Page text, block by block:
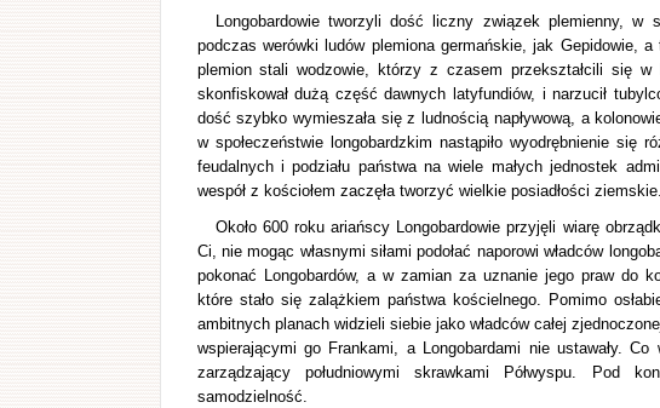
Longobardowie tworzyli dość liczny związek plemienny, w
podczas werówki ludów plemiona germańskie, jak Gepidowie,
plemion stali wodzowie, którzy z czasem przekształcili się w
skonfiskował dużą część dawnych latyfundiów, i narzucił
dość szybko wymieszała się z ludnością napływową, a
w społeczeństwie longobardzkim nastąpiło wyodrębnienie
feudalnych i podziału państwa na wiele małych jednostek
wespół z kościołem zaczęła tworzyć wielkie posiadłości ziemskie.
Około 600 roku ariańscy Longobardowie przyjęli wiarę
Ci, nie mogąc własnymi siłami podołać naporowi władców
pokonać Longobardów, a w zamian za uznanie jego praw do
które stało się zalążkiem państwa kościelnego. Pomimo
ambitnych planach widzieli siebie jako władców całej
wspierającymi go Frankami, a Longobardami nie ustawały.
zarządzający południowymi skrawkami Półwyspu. Pod
samodzielność.